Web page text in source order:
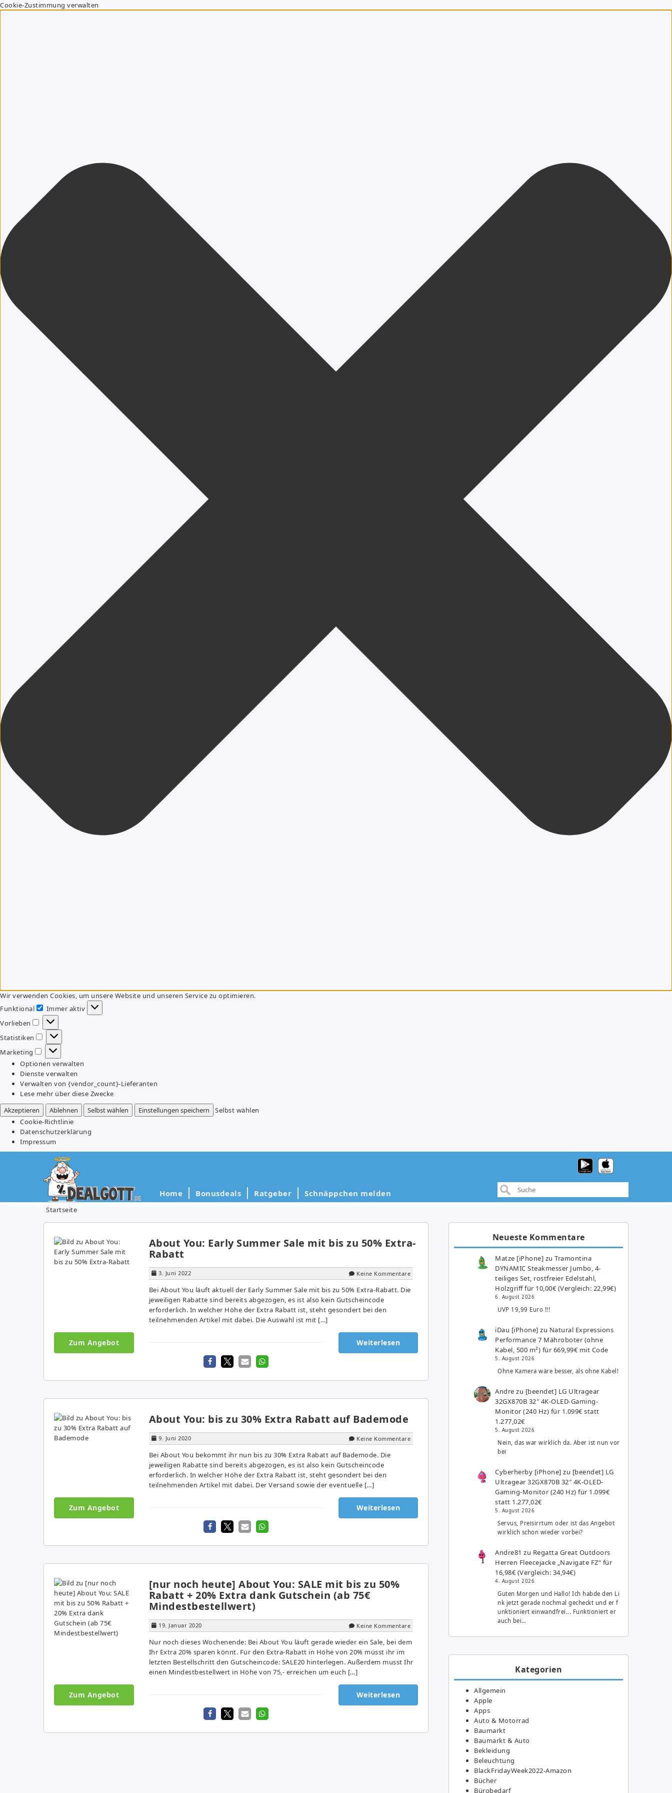
Cookie-Zustimmung verwalten
Wir verwenden Cookies, um unsere Website und unseren Service zu optimieren.
Funktional
Funktional
Immer aktiv
Vorlieben
Vorlieben
Statistiken
Statistiken
Marketing
Marketing
Optionen verwalten
Dienste verwalten
Verwalten von {vendor_count}-Lieferanten
Lese mehr über diese Zwecke
Akzeptieren
Ablehnen Selbst wählen Einstellungen speichern
Selbst wählen
Cookie-Richtlinie
Datenschutzerklärung
Impressum
Home Bonusdeals Ratgeber Schnäppchen melden
Startseite
About You: Early Summer Sale mit bis zu 50% Extra-
Rabatt
3. Juni 2022 Keine Kommentare
Bei About You läuft aktuell der Early Summer Sale mit bis zu 50% Extra-Rabatt. Die
jeweiligen Rabatte sind bereits abgezogen, es ist also kein Gutscheincode
erforderlich. In welcher Höhe der Extra Rabatt ist, steht gesondert bei den
teilnehmenden Artikel mit dabei. Die Auswahl ist mit […]
Zum Angebot Weiterlesen
About You: bis zu 30% Extra Rabatt auf Bademode
9. Juni 2020 Keine Kommentare
Bei About You bekommt ihr nun bis zu 30% Extra Rabatt auf Bademode. Die
jeweiligen Rabatte sind bereits abgezogen, es ist also kein Gutscheincode
erforderlich. In welcher Höhe der Extra Rabatt ist, steht gesondert bei den
teilnehmenden Artikel mit dabei. Der Versand sowie der eventuelle […]
Zum Angebot Weiterlesen
[nur noch heute] About You: SALE mit bis zu 50%
Rabatt + 20% Extra dank Gutschein (ab 75€
Mindestbestellwert)
19. Januar 2020 Keine Kommentare
Nur noch dieses Wochenende: Bei About You läuft gerade wieder ein Sale, bei dem
Ihr Extra 20% sparen könnt. Für den Extra-Rabatt in Höhe von 20% müsst ihr im
letzten Bestellschritt den Gutscheincode: SALE20 hinterlegen. Außerdem musst Ihr
einen Mindestbestellwert in Höhe von 75,- erreichen um euch […]
Zum Angebot Weiterlesen
Neueste Kommentare
Matze [iPhone] zuTramontina
DYNAMIC Steakmesser Jumbo, 4-
teiliges Set, rostfreier Edelstahl,
Holzgriff für 10,00€ (Vergleich: 22,99€)
6. August 2026
UVP 19,99 Euro !!!
iDau [iPhone] zu Natural Expressions
Performance 7 Mähroboter (ohne
Kabel, 500 m²) für 669,99€ mit Code
5. August 2026
Ohne Kamera wäre besser, als ohne Kabel!
Andre zu [beendet] LG Ultragear
32GX870B 32″ 4K-OLED-Gaming-
Monitor (240 Hz) für 1.099€ statt
1.277,02€
5. August 2026
Nein, das war wirklich da. Aber ist nun vor
bei
Cyberherby [iPhone] zu [beendet] LG
Ultragear 32GX870B 32″ 4K-OLED-
Gaming-Monitor (240 Hz) für 1.099€
statt 1.277,02€
5. August 2026
Servus, Preisirrtum oder ist das Angebot
wirklich schon wieder vorbei?
Andre81 zu Regatta Great Outdoors
Herren Fleecejacke „Navigate FZ“ für
16,98€ (Vergleich: 34,94€)
4. August 2026
Guten Morgen und Hallo! Ich habde den Li
nk jetzt gerade nochmal gecheckt und er f
unktioniert einwandfrei... Funktioniert er
auch bei…
Kategorien
Allgemein
Apple
Apps
Auto & Motorrad
Baumarkt
Baumarkt & Auto
Bekleidung
Beleuchtung
BlackFridayWeek2022-Amazon
Bücher
Bürobedarf